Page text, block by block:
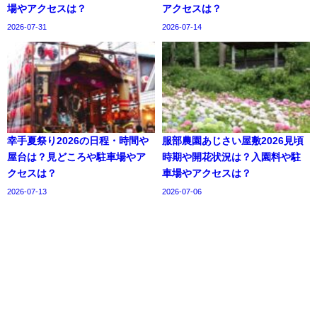
場やアクセスは？
2026-07-31
アクセスは？
2026-07-14
幸手夏祭り2026の日程・時間や
屋台は？見どころや駐車場やア
クセスは？
2026-07-13
服部農園あじさい屋敷2026見頃
時期や開花状況は？入園料や駐
車場やアクセスは？
2026-07-06